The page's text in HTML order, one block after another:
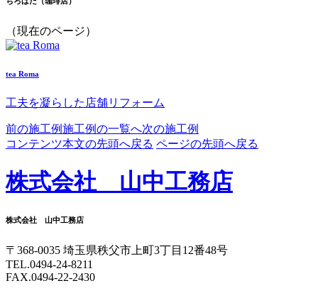
（現在のページ）
tea Roma
工夫を凝らした店舗リフォーム
前の施工例施工例の一覧へ次の施工例
コンテンツ本文の先頭へ戻る ページの先頭へ戻る
株式会社 山中工務店
株式会社 山中工務店
〒368-0035 埼玉県秩父市上町3丁目12番48号
TEL.0494-24-8211
FAX.0494-22-2430